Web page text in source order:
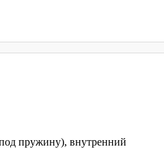
пружину), внутренний